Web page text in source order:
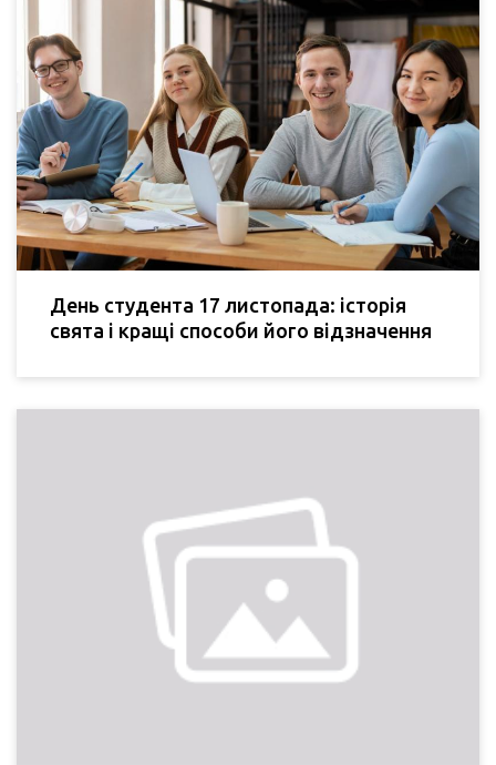
День студента 17 листопада: історія
свята і кращі способи його відзначення